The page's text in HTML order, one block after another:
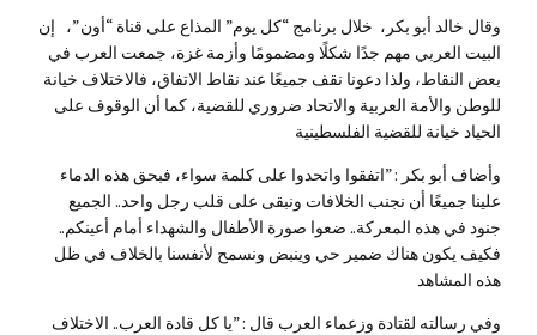
وقال خالد أبو بكر، خلال برنامج “كل يوم” المذاع على قناة “أون”، إن
البيت العربي مهم جدًا شكلًا ومضمومًا وأزمة غزة، جمعت العرب في
بعض النقاط، ولذا دعونا نقف جميعًا عند نقاط الاتفاق، فالاختلاف خيانة
للوطن والأمة العربية والاتحاد ضروري للقضية، كما أن الوقوف على
الحياد خيانة للقضية الفلسطينية
وأضاف أبو بكر :”اتفقوا واتحدوا على كلمة سواء، فبحق هذه الدماء
علينا جميعًا أن نجنب الخلافات ونبقى على قلب رجل واحد.. الجميع
جنود في هذه المعركة.. ضعوا صورة الأطفال والشهداء أمام أعينكم..
فكيف يكون هناك ضمير حي وينبض ونسمح لأنفسنا بالخلاف في ظل
هذه المشاهد
وفي رسالته لقتادة وزعماء العرب قال :”يا كل قادة العرب.. الاختلاف